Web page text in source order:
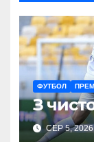
ФУТБОЛ
З
СЕР 5, 2026